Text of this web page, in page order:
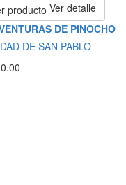
Ver detalle
DE PINOCHO
DE SAN PABLO